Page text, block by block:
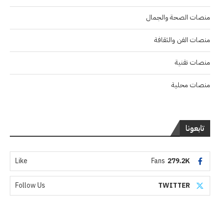
منصات الصحة والجمال
منصات الفن والثقافة
منصات تقنية
منصات محلية
تابعونا
279.2K
Fans
Like
TWITTER
Follow Us